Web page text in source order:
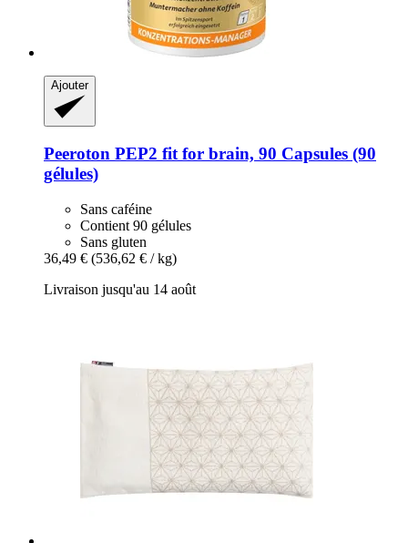
Ajouter
Peeroton PEP2 fit for brain, 90 Capsules (90
gélules)
Sans caféine
Contient 90 gélules
Sans gluten
36,49 € (536,62 € / kg)
Livraison jusqu'au 14 août